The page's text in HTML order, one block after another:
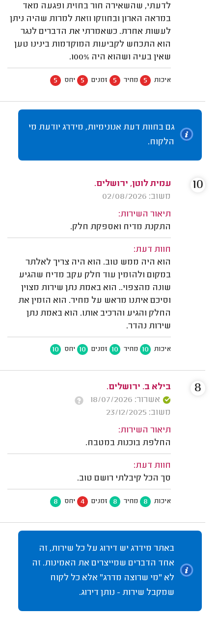
לדעתי, שהשאירה חור בחזית ופגעה מאד
במראה הארון ובחוזקו וזאת למרות שהיה ניתן
לעשות אחרת. כשאמרתי את הדברים לנגר
הוא התכחש לקביעות המוקדמות בינינו טען
שאין בעיה ושהוא היה 100%.
איכות 5 מחיר 5 זמנים 5 יחס 5
גם בחוות דעת אנונימיות, מידרג יודעת מי
הלקוח.
עמית לוטן, ירושלים.
משוב: 02/08/2026
תיאור השירות:
התקנת מדיח ואספקת חלק.
חוות דעת:
הוא היה ממש טוב. הוא היה צריך לאלתר
במקום ולהזמין עוד חלק עקב מדיח שהגיע
שונה מהצפוי.. הוא באמת נתן שירות מצוין
וסיכם איתנו מראש על מחיר. הוא הזמין את
החלק והגיע והרכיב אותו. הוא באמת נתן
שירות נהדר.
איכות 10 מחיר 10 זמנים 10 יחס 10
10
בילא ב. ירושלים.
אשרור: 18/07/2026
משוב: 23/12/2025
תיאור השירות:
החלפת בוכנות במטבח.
חוות דעת:
סך הכל קיבלתי רושם טוב.
איכות 8 מחיר 8 זמנים 4 יחס 8
8
באתר מידרג יש דירוג על כל שירות, זה
אחד הדברים שמייצרים את האמינות. זה
לא "מי שרוצה מדרג" אלא כל לקוח
שמקבל שירות - נותן דירוג.